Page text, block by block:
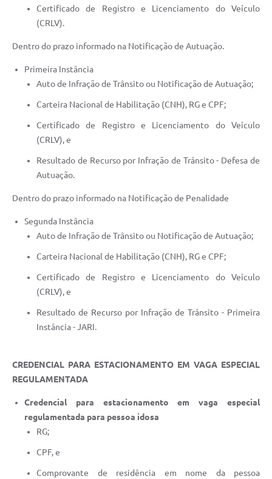
Certificado de Registro e Licenciamento do Veículo
(CRLV).
Dentro do prazo informado na Notificação de Autuação.
Primeira Instância
Auto de Infração de Trânsito ou Notificação de Autuação;
Carteira Nacional de Habilitação (CNH), RG e CPF;
Certificado de Registro e Licenciamento do Veículo
(CRLV), e
Resultado de Recurso por Infração de Trânsito - Defesa de
Autuação.
Dentro do prazo informado na Notificação de Penalidade
Segunda Instância
Auto de Infração de Trânsito ou Notificação de Autuação;
Carteira Nacional de Habilitação (CNH), RG e CPF;
Certificado de Registro e Licenciamento do Veículo
(CRLV), e
Resultado de Recurso por Infração de Trânsito - Primeira
Instância - JARI.
CREDENCIAL PARA ESTACIONAMENTO EM VAGA ESPECIAL
REGULAMENTADA
Credencial para estacionamento em vaga especial
regulamentada para pessoa idosa
RG;
CPF, e
Comprovante de residência em nome da pessoa